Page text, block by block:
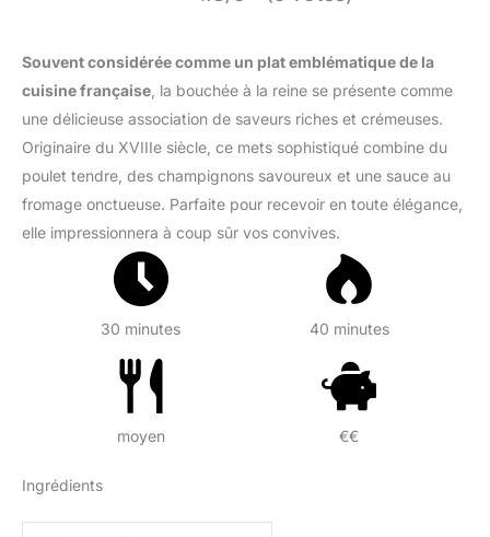
Souvent considérée comme un plat emblématique de la
cuisine française , la bouchée à la reine se présente comme
une délicieuse association de saveurs riches et crémeuses.
Originaire du XVIIIe siècle, ce mets sophistiqué combine du
poulet tendre, des champignons savoureux et une sauce au
fromage onctueuse. Parfaite pour recevoir en toute élégance,
elle impressionnera à coup sûr vos convives.
30 minutes 40 minutes
moyen €€
Ingrédients